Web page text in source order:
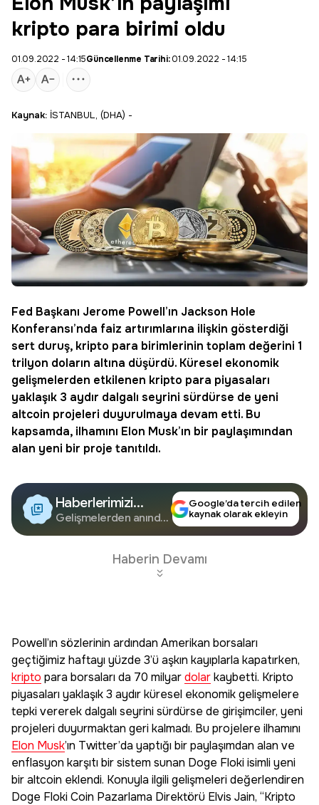
kripto para birimi oldu
01.09.2022 - 14:15Güncellenme Tarihi:01.09.2022 - 14:15
Kaynak: İSTANBUL, (DHA) -
Fed Başkanı Jerome Powell’ın Jackson Hole
Konferansı’nda faiz artırımlarına ilişkin gösterdiği
sert duruş, kripto para birimlerinin toplam değerini 1
trilyon doların altına düşürdü. Küresel ekonomik
gelişmelerden etkilenen kripto para piyasaları
yaklaşık 3 aydır dalgalı seyrini sürdürse de yeni
altcoin projeleri duyurulmaya devam etti. Bu
kapsamda, ilhamını Elon Musk’ın bir paylaşımından
alan yeni bir proje tanıtıldı.
Haberlerimizi
Google'da Takip
Edin
Gelişmelerden anında
Google’da tercih edilen
kaynak olarak ekleyin
Haberin Devamı
Powell’ın sözlerinin ardından Amerikan borsaları
geçtiğimiz haftayı yüzde 3’ü aşkın kayıplarla kapatırken,
kripto para borsaları da 70 milyardolarkaybetti. Kripto
piyasaları yaklaşık 3 aydır küresel ekonomik gelişmelere
tepki vererek dalgalı seyrini sürdürse de girişimciler, yeni
projeleri duyurmaktan geri kalmadı. Bu projelere ilhamını
Elon Musk’ın Twitter’da yaptığı bir paylaşımdan alan ve
enflasyon karşıtı bir sistem sunan Doge Floki isimli yeni
bir altcoin eklendi. Konuyla ilgili gelişmeleri değerlendiren
Doge Floki Coin Pazarlama Direktörü Elvis Jain, “Kripto